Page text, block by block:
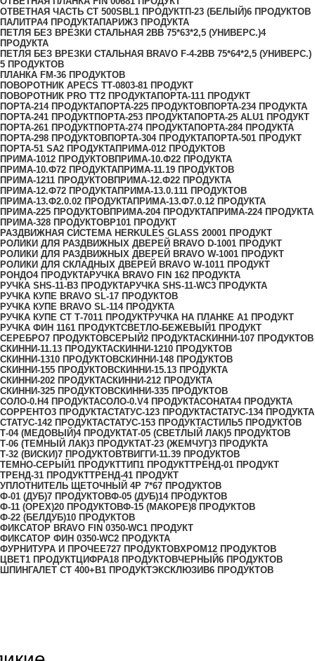
ОТВЕТНАЯ ЧАСТЬ СТ 500SBL1 ПРОДУКТП-23 (БЕЛЫЙ)6 ПРОДУКТОВ
ПАЛИТРА4 ПРОДУКТАПАРИЖ3 ПРОДУКТА
ПЕТЛЯ БЕЗ ВРЕЗКИ СТАЛЬНАЯ 2ВВ 75*63*2,5 (УНИВЕРС.)4
ПРОДУКТА
ПЕТЛЯ БЕЗ ВРЕЗКИ СТАЛЬНАЯ BRAVO F-4-2BB 75*64*2,5 (УНИВЕРС.)
5 ПРОДУКТОВ
ПЛАНКА FM-36 ПРОДУКТОВ
ПОВОРОТНИК APECS ТТ-0803-81 ПРОДУКТ
ПОВОРОТНИК PRO TT2 ПРОДУКТАПОРТА-111 ПРОДУКТ
ПОРТА-214 ПРОДУКТАПОРТА-225 ПРОДУКТОВПОРТА-234 ПРОДУКТА
ПОРТА-241 ПРОДУКТПОРТА-253 ПРОДУКТАПОРТА-25 ALU1 ПРОДУКТ
ПОРТА-261 ПРОДУКТПОРТА-274 ПРОДУКТАПОРТА-284 ПРОДУКТА
ПОРТА-298 ПРОДУКТОВПОРТА-304 ПРОДУКТАПОРТА-501 ПРОДУКТ
ПОРТА-51 SA2 ПРОДУКТАПРИМА-012 ПРОДУКТОВ
ПРИМА-1012 ПРОДУКТОВПРИМА-10.Ф22 ПРОДУКТА
ПРИМА-10.Ф72 ПРОДУКТАПРИМА-11.19 ПРОДУКТОВ
ПРИМА-1211 ПРОДУКТОВПРИМА-12.Ф22 ПРОДУКТА
ПРИМА-12.Ф72 ПРОДУКТАПРИМА-13.0.111 ПРОДУКТОВ
ПРИМА-13.Ф2.0.02 ПРОДУКТАПРИМА-13.Ф7.0.12 ПРОДУКТА
ПРИМА-225 ПРОДУКТОВПРИМА-204 ПРОДУКТАПРИМА-224 ПРОДУКТА
ПРИМА-328 ПРОДУКТОВР101 ПРОДУКТ
РАЗДВИЖНАЯ СИСТЕМА HERKULES GLASS 20001 ПРОДУКТ
РОЛИКИ ДЛЯ РАЗДВИЖНЫХ ДВЕРЕЙ BRAVO D-1001 ПРОДУКТ
РОЛИКИ ДЛЯ РАЗДВИЖНЫХ ДВЕРЕЙ BRAVO W-1001 ПРОДУКТ
РОЛИКИ ДЛЯ СКЛАДНЫХ ДВЕРЕЙ BRAVO W-1011 ПРОДУКТ
РОНДО4 ПРОДУКТАРУЧКА BRAVO FIN 162 ПРОДУКТА
РУЧКА SHS-11-B3 ПРОДУКТАРУЧКА SHS-11-WC3 ПРОДУКТА
РУЧКА КУПЕ BRAVO SL-17 ПРОДУКТОВ
РУЧКА КУПЕ BRAVO SL-114 ПРОДУКТА
РУЧКА КУПЕ СТ Т-7011 ПРОДУКТРУЧКА НА ПЛАНКЕ А1 ПРОДУКТ
РУЧКА ФИН 1161 ПРОДУКТСВЕТЛО-БЕЖЕВЫЙ1 ПРОДУКТ
СЕРЕБРО7 ПРОДУКТОВСЕРЫЙ2 ПРОДУКТАСКИННИ-107 ПРОДУКТОВ
СКИННИ-11.13 ПРОДУКТАСКИННИ-1210 ПРОДУКТОВ
СКИННИ-1310 ПРОДУКТОВСКИННИ-148 ПРОДУКТОВ
СКИННИ-155 ПРОДУКТОВСКИННИ-15.13 ПРОДУКТА
СКИННИ-202 ПРОДУКТАСКИННИ-212 ПРОДУКТА
СКИННИ-325 ПРОДУКТОВСКИННИ-335 ПРОДУКТОВ
СОЛО-0.H4 ПРОДУКТАСОЛО-0.V4 ПРОДУКТАСОНАТА4 ПРОДУКТА
СОРРЕНТО3 ПРОДУКТАСТАТУС-123 ПРОДУКТАСТАТУС-134 ПРОДУКТА
СТАТУС-142 ПРОДУКТАСТАТУС-153 ПРОДУКТАСТИЛЬ5 ПРОДУКТОВ
Т-04 (МЕДОВЫЙ)4 ПРОДУКТАТ-05 (СВЕТЛЫЙ ЛАК)5 ПРОДУКТОВ
Т-06 (ТЕМНЫЙ ЛАК)3 ПРОДУКТАТ-23 (ЖЕМЧУГ)3 ПРОДУКТА
Т-32 (ВИСКИ)7 ПРОДУКТОВТВИГГИ-11.39 ПРОДУКТОВ
ТЕМНО-СЕРЫЙ1 ПРОДУКТТИП1 ПРОДУКТТРЕНД-01 ПРОДУКТ
ТРЕНД-31 ПРОДУКТТРЕНД-41 ПРОДУКТ
УПЛОТНИТЕЛЬ ЩЕТОЧНЫЙ 4Р 7*67 ПРОДУКТОВ
Ф-01 (ДУБ)7 ПРОДУКТОВФ-05 (ДУБ)14 ПРОДУКТОВ
Ф-11 (ОРЕХ)20 ПРОДУКТОВФ-15 (МАКОРЕ)8 ПРОДУКТОВ
Ф-22 (БЕЛДУБ)10 ПРОДУКТОВ
ФИКСАТОР BRAVO FIN 0350-WC1 ПРОДУКТ
ФИКСАТОР ФИН 0350-WC2 ПРОДУКТА
ФУРНИТУРА И ПРОЧЕЕ727 ПРОДУКТОВХРОМ12 ПРОДУКТОВ
ЦВЕТ1 ПРОДУКТЦИФРА18 ПРОДУКТОВЧЕРНЫЙ6 ПРОДУКТОВ
ШПИНГАЛЕТ СТ 400+B1 ПРОДУКТЭКСКЛЮЗИВ6 ПРОДУКТОВ